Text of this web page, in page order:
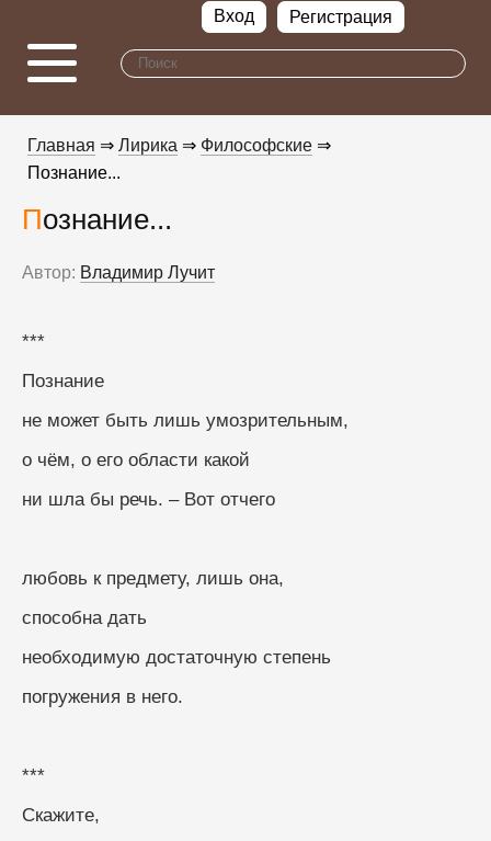
Вход Регистрация
Главная ⇒ Лирика ⇒ Философские ⇒
Познание...
Познание...
Автор: Владимир Лучит
***
Познание
не может быть лишь умозрительным,
о чём, о его области какой
ни шла бы речь. – Вот отчего
любовь к предмету, лишь она,
способна дать
необходимую достаточную степень
погружения в него.
***
Скажите,